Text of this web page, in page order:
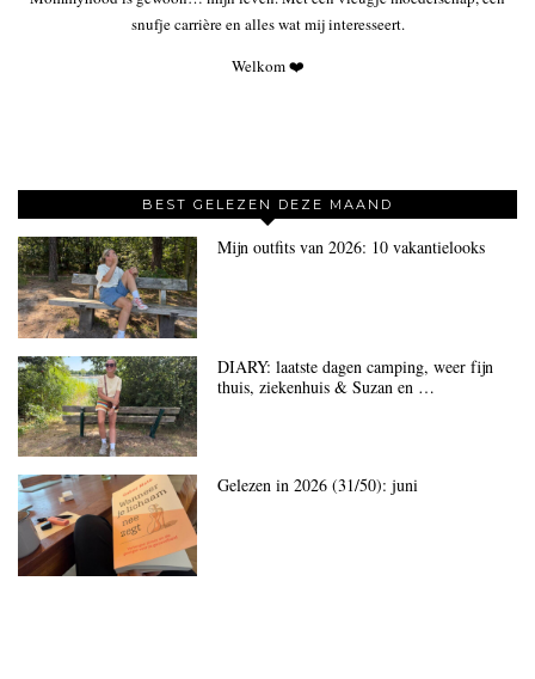
snufje carrière en alles wat mij interesseert.
Welkom ❤️
BEST GELEZEN DEZE MAAND
Mijn outfits van 2026: 10 vakantielooks
DIARY: laatste dagen camping, weer fijn
thuis, ziekenhuis & Suzan en …
Gelezen in 2026 (31/50): juni